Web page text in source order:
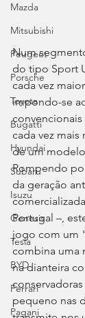
Mazda
Mitsubishi
Peugeot
Porsche
Toyota
Bugatti
Hyundai
Subaru
Isuzu
Genesis
Tesla
BYD
Ferrari
Pagani
Num
do tipo Sport
cada vez
impondo-se
convencionais
cada vez mais
de um
Rompendo
da geração
Portugal –,
jogo com um
combina uma
na dianteira
pequeno nas